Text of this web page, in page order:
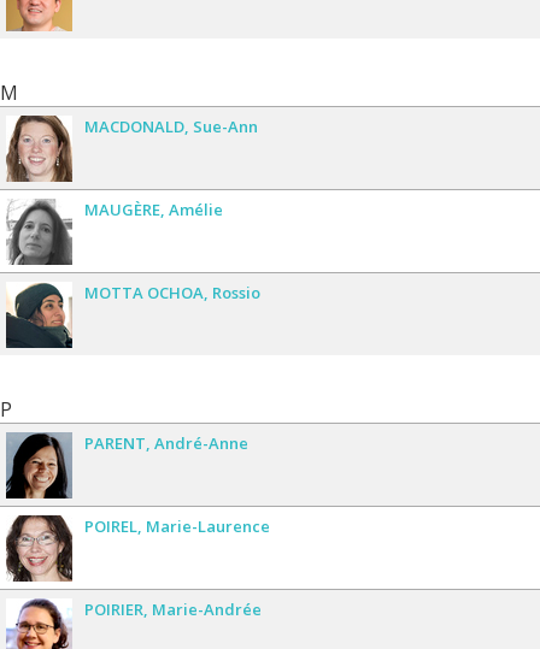
M
MACDONALD Sue-Ann
MAUGÈRE Amélie
MOTTA OCHOA Rossio
P
PARENT André-Anne
POIREL Marie-Laurence
POIRIER Marie-Andrée